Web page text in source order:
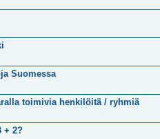
Suomessa
toimivia henkilöitä / ryhmiä
+ 2?